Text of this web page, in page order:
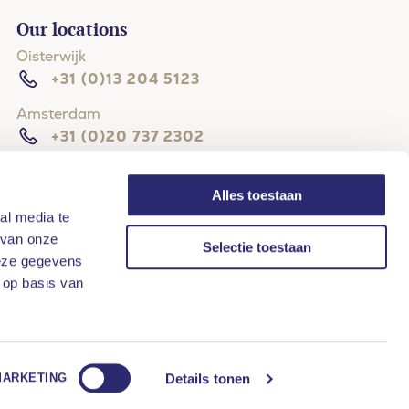
media te
onze
gegevens
basis van
Details tonen
Alles toestaan
Selectie toestaan
Our locations
Oisterwijk
+31 (0)13 204 5123
Amsterdam
+31 (0)20 737 2302
Hilversum
+31 (0)35 203 3133
Rotterdam
Website by Stijlbreuk